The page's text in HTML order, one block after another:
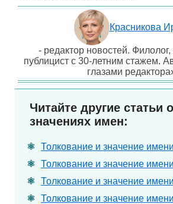
Красникова
- редактор новостей.
публицист с 30-летним стажем.
глазами
Читайте другие статьи о
значениях имен:
Толкование и значение
Толкование и значение
Толкование и значение
Толкование и значение